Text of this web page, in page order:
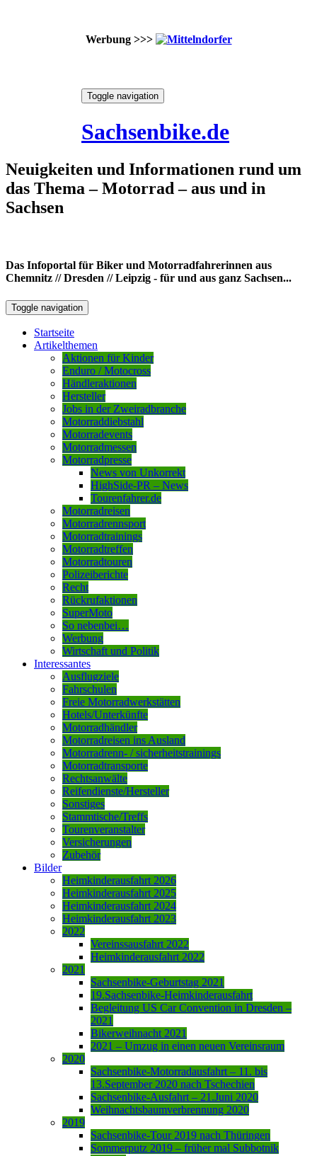
Werbung >>>
Toggle navigation
Sachsenbike.de
Neuigkeiten und Informationen rund um
das Thema – Motorrad – aus und in
Sachsen
Das Infoportal für Biker und Motorradfahrerinnen aus
Chemnitz // Dresden // Leipzig - für und aus ganz Sachsen...
Toggle navigation
Startseite
Artikelthemen
Aktionen für Kinder
Enduro / Motocross
Händleraktionen
Hersteller
Jobs in der Zweiradbranche
Motorraddiebstahl
Motorradevents
Motorradmessen
Motorradpresse
News von Unkorrekt
HighSide-PR – News
Tourenfahrer.de
Motorradreisen
Motorradrennsport
Motorradtrainings
Motorradtreffen
Motorradtouren
Polizeiberichte
Recht
Rückrufaktionen
SuperMoto
So nebenbei…
Werbung
Wirtschaft und Politik
Interessantes
Ausflugziele
Fahrschulen
Freie Motorradwerkstätten
Hotels/Unterkünfte
Motorradhändler
Motorradreisen ins Ausland
Motorradrenn- / sicherheitstrainings
Motorradtransporte
Rechtsanwälte
Reifendienste/Hersteller
Sonstiges
Stammtische/Treffs
Tourenveranstalter
Versicherungen
Zubehör
Bilder
Heimkinderausfahrt 2026
Heimkinderausfahrt 2025
Heimkinderausfahrt 2024
Heimkinderausfahrt 2023
2022
Vereinssausfahrt 2022
Heimkinderausfahrt 2022
2021
Sachsenbike-Geburtstag 2021
19.Sachsenbike-Heimkinderausfahrt
Begleitung US Car Convention in Dresden –
2021
Bikerweihnacht 2021
2021 – Umzug in einen neuen Vereinsraum
2020
Sachsenbike-Motorradausfahrt – 11. bis
13.September 2020 nach Tschechien
Sachsenbike-Ausfahrt – 21.Juni 2020
Weihnachtsbaumverbrennung 2020
2019
Sachsenbike-Tour 2019 nach Thüringen
Sommerputz 2019 – früher mal Subbotnik